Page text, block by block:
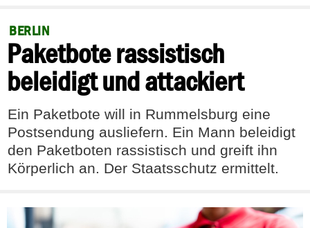
RECHT
FEUILLETON
DEBATTE
BERLIN
Paketbote rassistisch
beleidigt und attackiert
Ein Paketbote will in Rummelsburg eine
Postsendung ausliefern. Ein Mann beleidigt
den Paketboten rassistisch und greift ihn
Körperlich an. Der Staatsschutz ermittelt.